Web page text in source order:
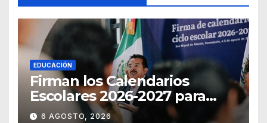
EDUCACIÓN
Firman los Calendarios
Escolares 2026-2027 para
Guanajuato
6 AGOSTO, 2026